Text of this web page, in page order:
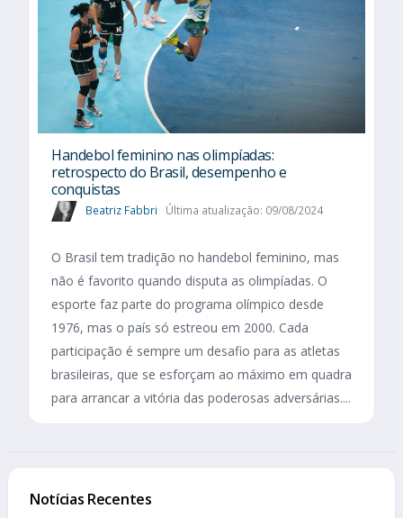
Handebol feminino nas olimpíadas:
retrospecto do Brasil, desempenho e
conquistas
Beatriz Fabbri Última atualização: 09/08/2024
O Brasil tem tradição no handebol feminino, mas
não é favorito quando disputa as olimpíadas. O
esporte faz parte do programa olímpico desde
1976, mas o país só estreou em 2000. Cada
participação é sempre um desafio para as atletas
brasileiras, que se esforçam ao máximo em quadra
para arrancar a vitória das poderosas adversárias....
Notícias Recentes